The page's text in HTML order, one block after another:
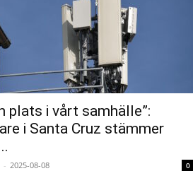
plats i vårt samhälle”:
i Santa Cruz stämmer
- 2025-08-08 0